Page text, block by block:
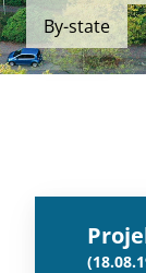
By-state